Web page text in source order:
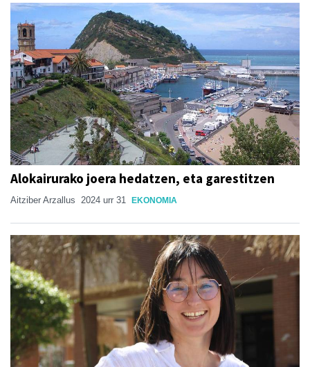
Alokairurako joera hedatzen, eta garestitzen
Aitziber Arzallus 2024 urr 31 EKONOMIA